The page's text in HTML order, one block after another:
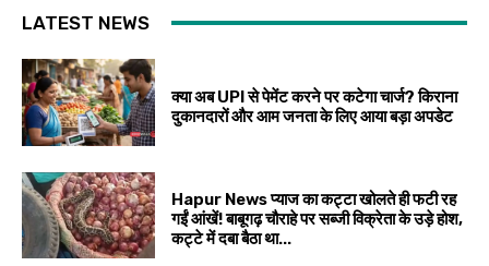
LATEST NEWS
क्या अब UPI से पेमेंट करने पर कटेगा चार्ज? किराना
दुकानदारों और आम जनता के लिए आया बड़ा अपडेट
Hapur News प्याज का कट्टा खोलते ही फटी रह
गईं आंखें! बाबूगढ़ चौराहे पर सब्जी विक्रेता के उड़े होश,
कट्टे में दबा बैठा था...